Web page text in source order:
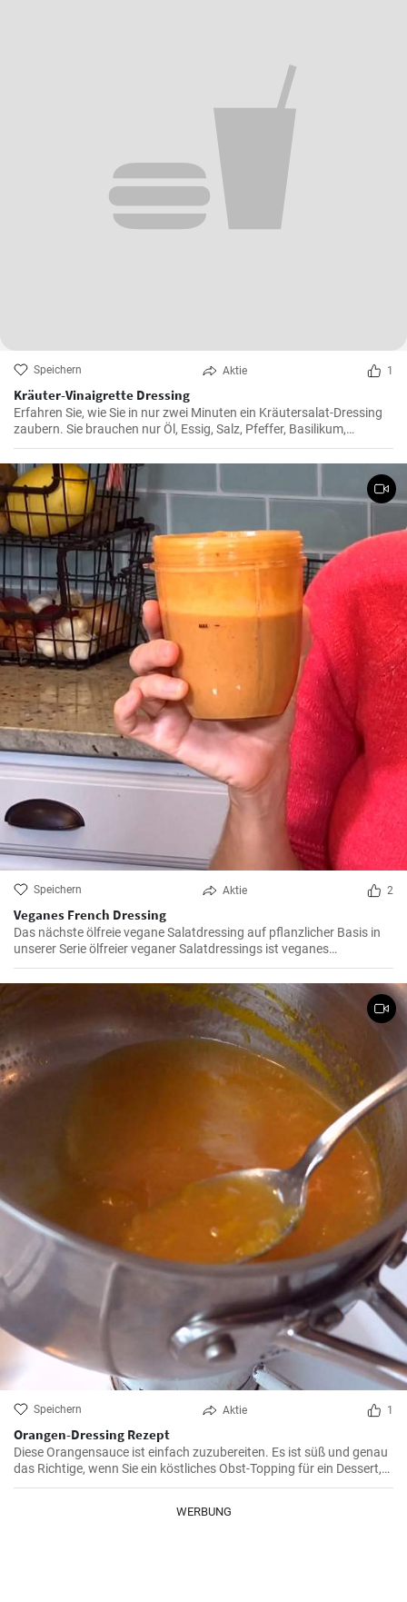
Speichern Aktie 1
Kräuter-Vinaigrette Dressing
Erfahren Sie, wie Sie in nur zwei Minuten ein Kräutersalat-Dressing
zaubern. Sie brauchen nur Öl, Essig, Salz, Pfeffer, Basilikum,
Petersilie und Senf.
Speichern Aktie 2
Veganes French Dressing
Das nächste ölfreie vegane Salatdressing auf pflanzlicher Basis in
unserer Serie ölfreier veganer Salatdressings ist veganes
französisches Dressing!
Speichern Aktie 1
Orangen-Dressing Rezept
Diese Orangensauce ist einfach zuzubereiten. Es ist süß und genau
das Richtige, wenn Sie ein köstliches Obst-Topping für ein Dessert,
ein Frühstücksgericht oder alles, was Sie zum Süßen benötigen,
WERBUNG